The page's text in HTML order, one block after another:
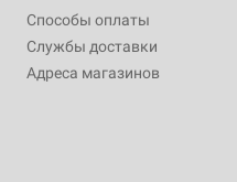
Способы оплаты
Службы доставки
Адреса магазинов